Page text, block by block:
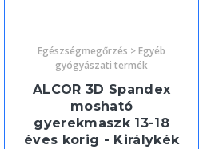
Egészségmegőrzés > Egyéb
gyógyászati termék
ALCOR 3D Spandex
mosható
gyerekmaszk 13-18
éves korig - Királykék